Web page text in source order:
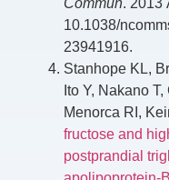
10.1038/
23941916.
Stanhope KL,
Ito Y, Nakano
Menorca RI,
fructose and
postprandial